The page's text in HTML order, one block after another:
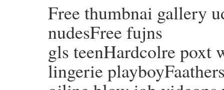
Free thumbnai gallery
nudesFree fujns
gls teenHardcolre poxt
lingerie